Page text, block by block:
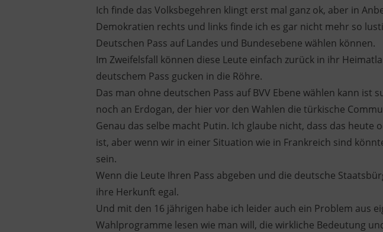
Ich finde das Volksbegehren klingt erst mal ganz ok, aber in
Demokratien rechts und links finde ich es gar nicht mehr so
Deutschen Pass auf Landes und Bundesebene wählen können.
Im Zweifelsfall können diese Leute einfach zurück in ihr
deutschem Pass gucken in die Röhre.
Das man ohne deutschen Pass auf BVV Ebene wählen kann ist
noch an Erdogan, der hier vor den Wahlen die türkische
Genau das selbe macht Putin. Ich glaube nicht, dass das heute
ist, aber wenn wir in einer Situation wie in Frankreich sind
sein.
Wenn die Leute Ihren Pass abgeben und die deutsche
ihre Herkunft egal.
Und mit den 16 jährigen habe ich leider auch ein Problem aus
Wahlprogramme lesen wie man will, die wirkliche Bedeutung